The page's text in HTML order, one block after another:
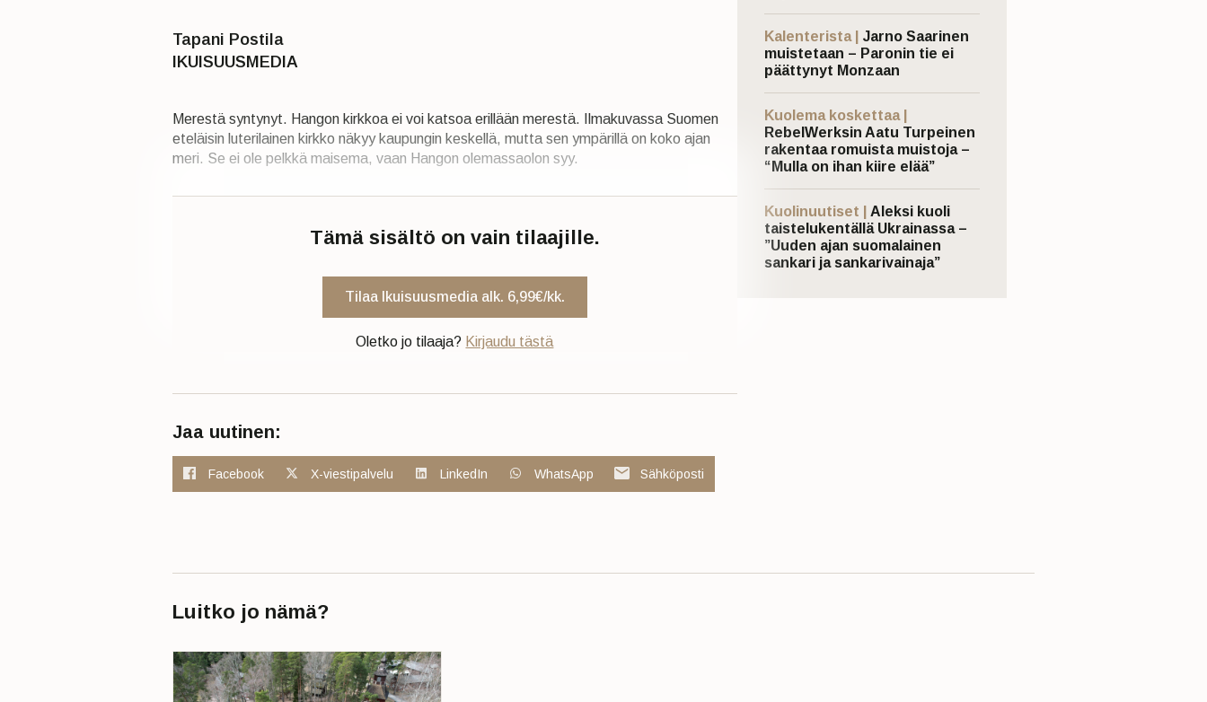
Tapani Postila
IKUISUUSMEDIA
Merestä syntynyt. Hangon kirkkoa ei voi katsoa erillään merestä. Ilmakuvassa Suomen
eteläisin luterilainen kirkko näkyy kaupungin keskellä, mutta sen ympärillä on koko ajan
meri. Se ei ole pelkkä maisema, vaan Hangon olemassaolon syy.
Tämä sisältö on vain tilaajille.
Tilaa Ikuisuusmedia alk. 6,99€/kk.
Oletko jo tilaaja? Kirjaudu tästä
Jaa uutinen:
Facebook X-viestipalvelu LinkedIn WhatsApp Sähköposti
Kalenterista |
Jarno Saarinen
muistetaan – Paronin tie ei
päättynyt Monzaan
Kuolema koskettaa |
RebelWerksin Aatu Turpeinen
rakentaa romuista muistoja –
“Mulla on ihan kiire elää”
Kuolinuutiset |
Aleksi kuoli
taistelukentällä Ukrainassa –
”Uuden ajan suomalainen
sankari ja sankarivainaja”
Luitko jo nämä?